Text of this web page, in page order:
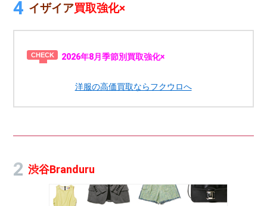
イザイア買取強化×
2026年8月季節別買取強化×
洋服の高価買取ならフクウロへ
渋谷Branduru